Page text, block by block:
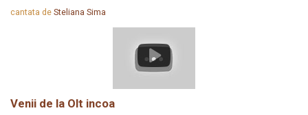
cantata de Steliana Sima
Venii de la Olt incoa